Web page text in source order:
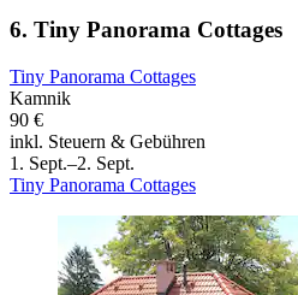
6. Tiny Panorama Cottages
Tiny Panorama Cottages
Kamnik
90 €
inkl. Steuern & Gebühren
1. Sept.–2. Sept.
Tiny Panorama Cottages